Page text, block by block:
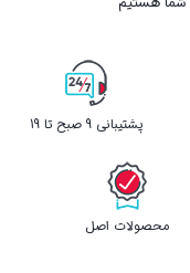
پشتیبانی 9 صبح تا 19
محصولات اصل